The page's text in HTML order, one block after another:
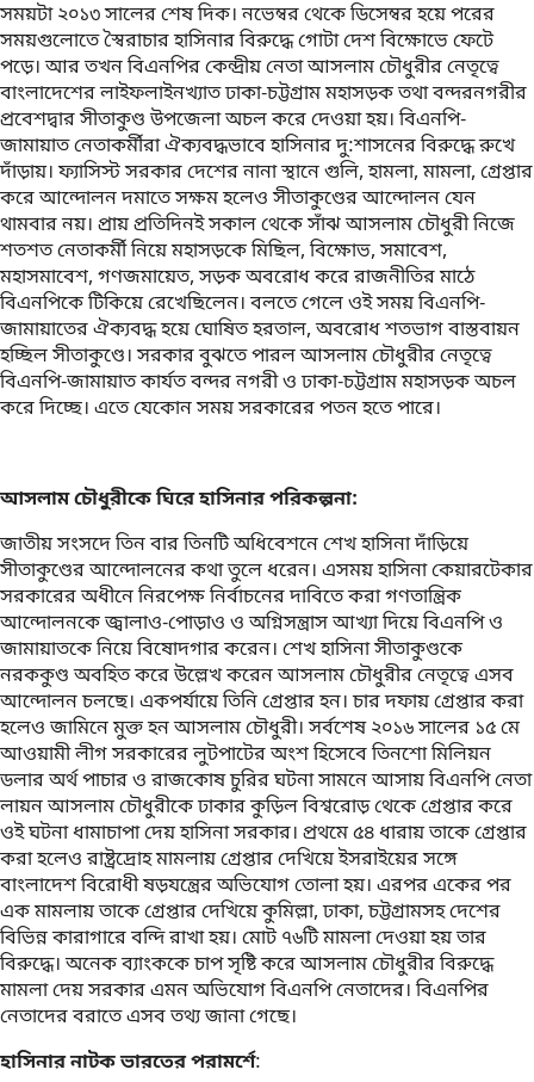
সময়টা ২০১৩ সালের শেষ দিক। নভেম্বর থেকে ডিসেম্বর হয়ে পরের
সময়গুলোতে স্বৈরাচার হাসিনার বিরুদ্ধে গোটা দেশ বিক্ষোভে ফেটে
পড়ে। আর তখন বিএনপির কেন্দ্রীয় নেতা আসলাম চৌধুরীর নেতৃত্বে
বাংলাদেশের লাইফলাইনখ্যাত ঢাকা-চট্টগ্রাম মহাসড়ক তথা বন্দরনগরীর
প্রবেশদ্বার সীতাকুণ্ড উপজেলা অচল করে দেওয়া হয়। বিএনপি-
জামায়াত নেতাকর্মীরা ঐক্যবদ্ধভাবে হাসিনার দু:শাসনের বিরুদ্ধে রুখে
দাঁড়ায়। ফ্যাসিস্ট সরকার দেশের নানা স্থানে গুলি, হামলা, মামলা, গ্রেপ্তার
করে আন্দোলন দমাতে সক্ষম হলেও সীতাকুণ্ডের আন্দোলন যেন
থামবার নয়। প্রায় প্রতিদিনই সকাল থেকে সাঁঝ আসলাম চৌধুরী নিজে
শতশত নেতাকর্মী নিয়ে মহাসড়কে মিছিল, বিক্ষোভ, সমাবেশ,
মহাসমাবেশ, গণজমায়েত, সড়ক অবরোধ করে রাজনীতির মাঠে
বিএনপিকে টিকিয়ে রেখেছিলেন। বলতে গেলে ওই সময় বিএনপি-
জামায়াতের ঐক্যবদ্ধ হয়ে ঘোষিত হরতাল, অবরোধ শতভাগ বাস্তবায়ন
হচ্ছিল সীতাকুণ্ডে। সরকার বুঝতে পারল আসলাম চৌধুরীর নেতৃত্বে
বিএনপি-জামায়াত কার্যত বন্দর নগরী ও ঢাকা-চট্টগ্রাম মহাসড়ক অচল
করে দিচ্ছে। এতে যেকোন সময় সরকারের পতন হতে পারে।
আসলাম চৌধুরীকে ঘিরে হাসিনার পরিকল্পনা:
জাতীয় সংসদে তিন বার তিনটি অধিবেশনে শেখ হাসিনা দাঁড়িয়ে
সীতাকুণ্ডের আন্দোলনের কথা তুলে ধরেন। এসময় হাসিনা কেয়ারটেকার
সরকারের অধীনে নিরপেক্ষ নির্বাচনের দাবিতে করা গণতান্ত্রিক
আন্দোলনকে জ্বালাও-পোড়াও ও অগ্নিসন্ত্রাস আখ্যা দিয়ে বিএনপি ও
জামায়াতকে নিয়ে বিষোদগার করেন। শেখ হাসিনা সীতাকুণ্ডকে
নরককুণ্ড অবহিত করে উল্লেখ করেন আসলাম চৌধুরীর নেতৃত্বে এসব
আন্দোলন চলছে। একপর্যায়ে তিনি গ্রেপ্তার হন। চার দফায় গ্রেপ্তার করা
হলেও জামিনে মুক্ত হন আসলাম চৌধুরী। সর্বশেষ ২০১৬ সালের ১৫ মে
আওয়ামী লীগ সরকারের লুটপাটের অংশ হিসেবে তিনশো মিলিয়ন
ডলার অর্থ পাচার ও রাজকোষ চুরির ঘটনা সামনে আসায় বিএনপি নেতা
লায়ন আসলাম চৌধুরীকে ঢাকার কুড়িল বিশ্বরোড় থেকে গ্রেপ্তার করে
ওই ঘটনা ধামাচাপা দেয় হাসিনা সরকার। প্রথমে ৫৪ ধারায় তাকে গ্রেপ্তার
করা হলেও রাষ্ট্রদ্রোহ মামলায় গ্রেপ্তার দেখিয়ে ইসরাইয়ের সঙ্গে
বাংলাদেশ বিরোধী ষড়যন্ত্রের অভিযোগ তোলা হয়। এরপর একের পর
এক মামলায় তাকে গ্রেপ্তার দেখিয়ে কুমিল্লা, ঢাকা, চট্টগ্রামসহ দেশের
বিভিন্ন কারাগারে বন্দি রাখা হয়। মোট ৭৬টি মামলা দেওয়া হয় তার
বিরুদ্ধে। অনেক ব্যাংককে চাপ সৃষ্টি করে আসলাম চৌধুরীর বিরুদ্ধে
মামলা দেয় সরকার এমন অভিযোগ বিএনপি নেতাদের। বিএনপির
নেতাদের বরাতে এসব তথ্য জানা গেছে।
হাসিনার নাটক ভারতের পরামর্শে: